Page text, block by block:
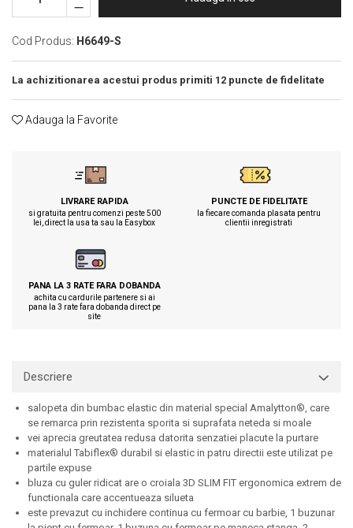
Veste de lucru
Impermeabila
Costume de ploaie impermeabile
Pantaloni impermeabili
Manecute
Sorturi impermeabile
Pentru sudura
Jachete pentru sudura
Pentru copii
Pantaloni de lucru cu pieptar
Veste de lucru
Pentru femei
Bluze pentru femei
Fleece-uri
Halate
Cod Produs: H6649-S
La achizitionarea acestui produs primiti 12 puncte de fidelitate
Adauga la Favorite
LIVRARE RAPIDA
si gratuita pentru comenzi peste 500
lei, direct la usa ta sau la Easybox
PUNCTE DE FIDELITATE
la fiecare comanda plasata pentru
clientii inregistrati
PANA LA 3 RATE FARA DOBANDA
achita cu cardurile partenere si ai
pana la 3 rate fara dobanda direct pe
site
Descriere
salopeta din bumbac elastic din material special Amalytton®, care
se remarca prin rezistenta sporita si suprafata neteda si moale
vei aprecia greutatea redusa datorita senzatiei placute la purtare
materialul Tabiflex® durabil si elastic in patru directii este utilizat pe
partile expuse
bluza cu guler ridicat are o croiala 3D SLIM FIT ergonomica extrem de
functionala care accentueaza silueta
este prevazut cu inchidere continua cu fermoar cu barbie, 1 buzunar